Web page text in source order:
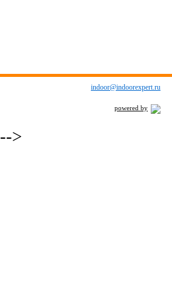
indoor@indoorexpert.ru
powered by
-->